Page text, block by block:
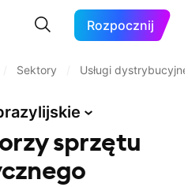
Rozpocznij
Sektory Usługi dystrybucyjne
sprzętu